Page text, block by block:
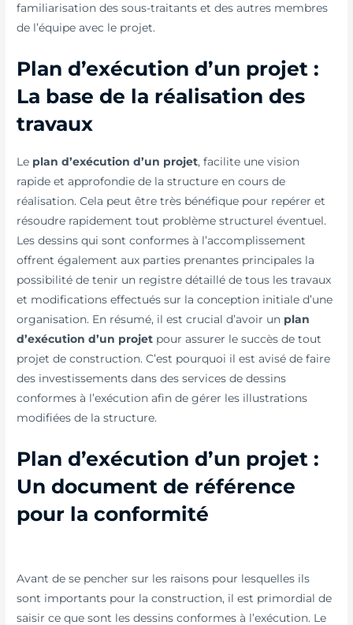
familiarisation des sous-traitants et des autres membres
de l’équipe avec le projet.
Plan d’exécution d’un projet :
La base de la réalisation des
travaux
Le plan d’exécution d’un projet, facilite une vision
rapide et approfondie de la structure en cours de
réalisation. Cela peut être très bénéfique pour repérer et
résoudre rapidement tout problème structurel éventuel.
Les dessins qui sont conformes à l’accomplissement
offrent également aux parties prenantes principales la
possibilité de tenir un registre détaillé de tous les travaux
et modifications effectués sur la conception initiale d’une
organisation. En résumé, il est crucial d’avoir un plan
d’exécution d’un projet pour assurer le succès de tout
projet de construction. C’est pourquoi il est avisé de faire
des investissements dans des services de dessins
conformes à l’exécution afin de gérer les illustrations
modifiées de la structure.
Plan d’exécution d’un projet :
Un document de référence
pour la conformité
Avant de se pencher sur les raisons pour lesquelles ils
sont importants pour la construction, il est primordial de
saisir ce que sont les dessins conformes à l’exécution. Le